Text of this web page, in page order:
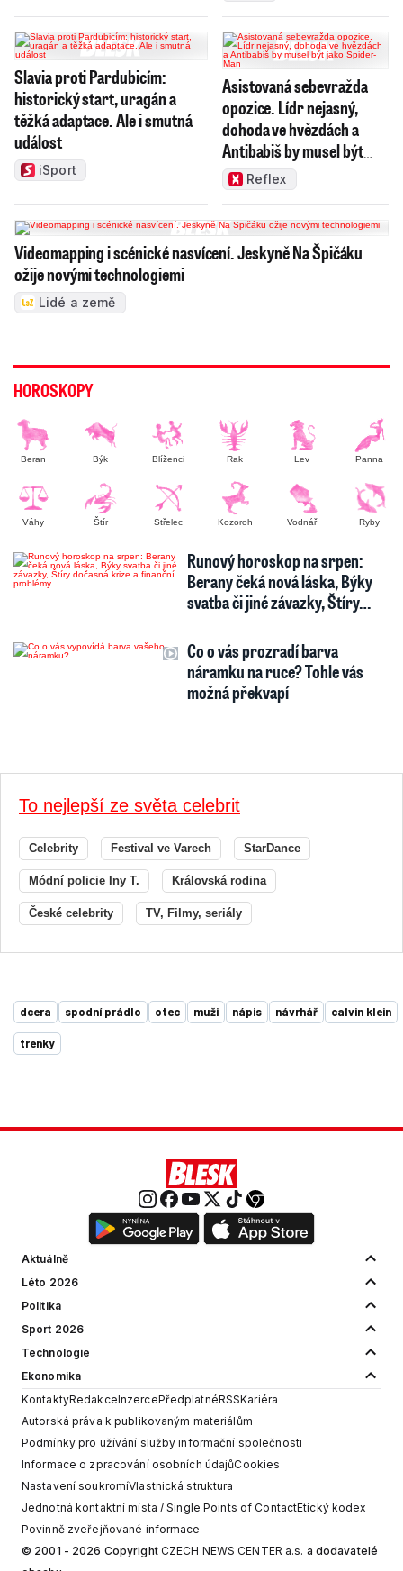
Slavia proti Pardubicím:
historický start, uragán a
těžká adaptace. Ale i smutná
událost
iSport
Asistovaná sebevražda
opozice. Lídr nejasný,
dohoda ve hvězdách a
Antibabiš by musel být
jako Spider-Man
Reflex
Videomapping i scénické nasvícení. Jeskyně Na Špičáku
ožije novými technologiemi
Lidé a země
HOROSKOPY
Beran Býk Blíženci Rak Lev Panna
Váhy Štír Střelec Kozoroh Vodnář Ryby
Runový horoskop na srpen:
Berany čeká nová láska, Býky
svatba či jiné závazky, Štíry…
Co o vás prozradí barva
náramku na ruce? Tohle vás
možná překvapí
To nejlepší ze světa celebrit
Celebrity Festival ve Varech StarDance
Módní policie Iny T. Královská rodina
České celebrity TV, Filmy, seriály
dcera spodní prádlo otec muži nápis návrhář calvin klein
trenky
Aktuálně
Léto 2026
Politika
Sport 2026
Technologie
Ekonomika
KontaktyRedakceInzercePředplatnéRSSKariéra
Autorská práva k publikovaným materiálům
Podmínky pro užívání služby informační společnosti
Informace o zpracování osobních údajůCookies
Nastavení soukromíVlastnická struktura
Jednotná kontaktní místa / Single Points of ContactEtický kodex
Povinně zveřejňované informace
© 2001 - 2026 Copyright CZECH NEWS CENTER a.s. a dodavatelé